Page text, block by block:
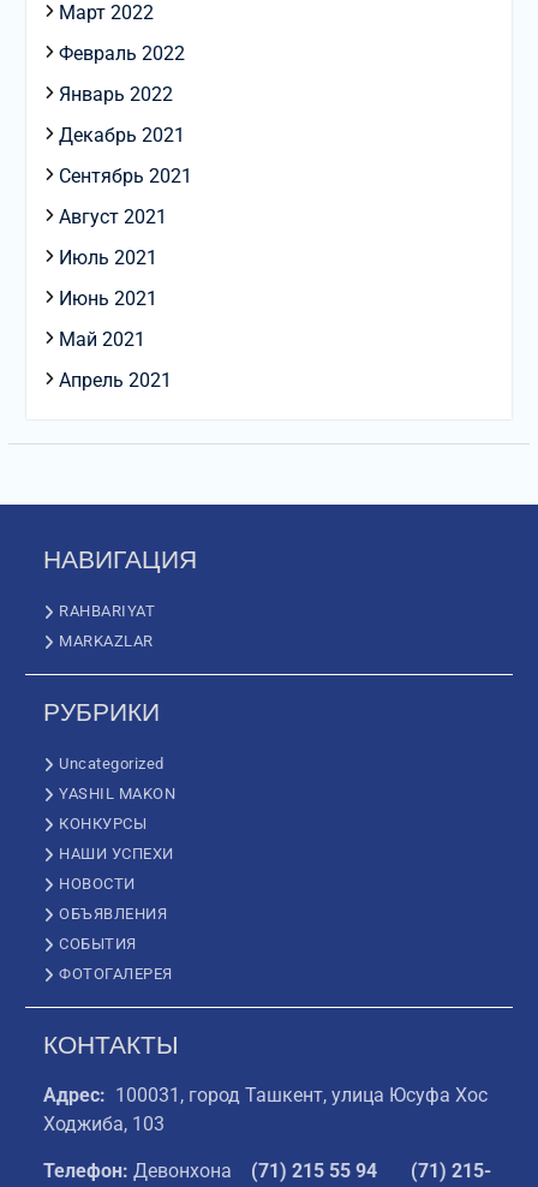
Март 2022
Февраль 2022
Январь 2022
Декабрь 2021
Сентябрь 2021
Август 2021
Июль 2021
Июнь 2021
Май 2021
Апрель 2021
НАВИГАЦИЯ
RAHBARIYAT
MARKAZLAR
РУБРИКИ
Uncategorized
YASHIL MAKON
КОНКУРСЫ
НАШИ УСПЕХИ
НОВОСТИ
ОБЪЯВЛЕНИЯ
СОБЫТИЯ
ФОТОГАЛЕРЕЯ
КОНТАКТЫ
Адрес: 100031, город Ташкент, улица Юсуфа Хос
Ходжиба, 103
Телефон: Девонхона (71) 215 55 94
(71) 215-